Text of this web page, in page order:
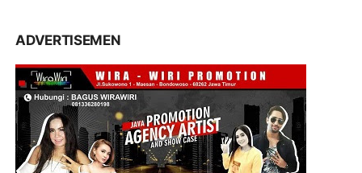
ADVERTISEMEN